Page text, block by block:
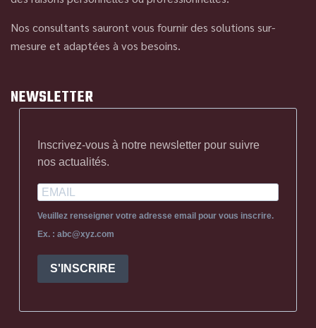
Nos consultants sauront vous fournir des solutions sur-
mesure et adaptées à vos besoins.
NEWSLETTER
Inscrivez-vous à notre newsletter pour suivre
nos actualités.
Veuillez renseigner votre adresse email pour vous inscrire.
Ex. : abc@xyz.com
S'INSCRIRE